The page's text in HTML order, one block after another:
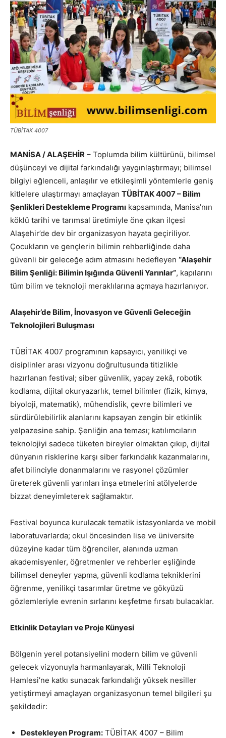
TÜBİTAK 4007
MANİSA / ALAŞEHİR – Toplumda bilim kültürünü, bilimsel
düşünceyi ve dijital farkındalığı yaygınlaştırmayı; bilimsel
bilgiyi eğlenceli, anlaşılır ve etkileşimli yöntemlerle geniş
kitlelere ulaştırmayı amaçlayan TÜBİTAK 4007 – Bilim
Şenlikleri Destekleme Programı kapsamında, Manisa’nın
köklü tarihi ve tarımsal üretimiyle öne çıkan ilçesi
Alaşehir’de dev bir organizasyon hayata geçiriliyor.
Çocukların ve gençlerin bilimin rehberliğinde daha
güvenli bir geleceğe adım atmasını hedefleyen “Alaşehir
Bilim Şenliği: Bilimin Işığında Güvenli Yarınlar”, kapılarını
tüm bilim ve teknoloji meraklılarına açmaya hazırlanıyor.
Alaşehir’de Bilim, İnovasyon ve Güvenli Geleceğin
Teknolojileri Buluşması
TÜBİTAK 4007 programının kapsayıcı, yenilikçi ve
disiplinler arası vizyonu doğrultusunda titizlikle
hazırlanan festival; siber güvenlik, yapay zekâ, robotik
kodlama, dijital okuryazarlık, temel bilimler (fizik, kimya,
biyoloji, matematik), mühendislik, çevre bilimleri ve
sürdürülebilirlik alanlarını kapsayan zengin bir etkinlik
yelpazesine sahip. Şenliğin ana teması; katılımcıların
teknolojiyi sadece tüketen bireyler olmaktan çıkıp, dijital
dünyanın risklerine karşı siber farkındalık kazanmalarını,
afet bilinciyle donanmalarını ve rasyonel çözümler
üreterek güvenli yarınları inşa etmelerini atölyelerde
bizzat deneyimleterek sağlamaktır.
Festival boyunca kurulacak tematik istasyonlarda ve mobil
laboratuvarlarda; okul öncesinden lise ve üniversite
düzeyine kadar tüm öğrenciler, alanında uzman
akademisyenler, öğretmenler ve rehberler eşliğinde
bilimsel deneyler yapma, güvenli kodlama tekniklerini
öğrenme, yenilikçi tasarımlar üretme ve gökyüzü
gözlemleriyle evrenin sırlarını keşfetme fırsatı bulacaklar.
Etkinlik Detayları ve Proje Künyesi
Bölgenin yerel potansiyelini modern bilim ve güvenli
gelecek vizyonuyla harmanlayarak, Milli Teknoloji
Hamlesi’ne katkı sunacak farkındalığı yüksek nesiller
yetiştirmeyi amaçlayan organizasyonun temel bilgileri şu
şekildedir:
Destekleyen Program: TÜBİTAK 4007 – Bilim